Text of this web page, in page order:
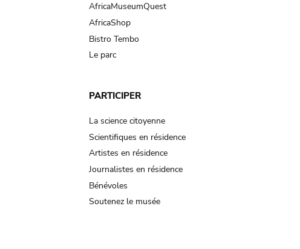
AfricaMuseumQuest
AfricaShop
Bistro Tembo
Le parc
PARTICIPER
La science citoyenne
Scientifiques en résidence
Artistes en résidence
Journalistes en résidence
Bénévoles
Soutenez le musée